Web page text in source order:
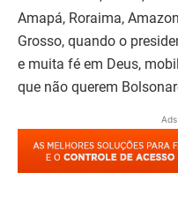
Amapá, Roraima,
Grosso, quando o
e muita fé em Deus,
que não querem